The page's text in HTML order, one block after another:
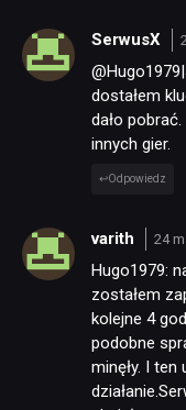
SerwusX
dostałem
dało
innych gier.
Odpowiedz
varith 24
Hugo1979:
zostałem
kolejne 4
podobne
minęły. I